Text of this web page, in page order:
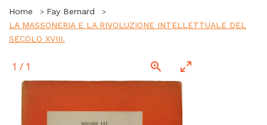
Home
Fay Bernard
LA MASSONERIA E LA RIVOLUZIONE INTELLETTUALE DEL
SECOLO XVIII.
1 / 1